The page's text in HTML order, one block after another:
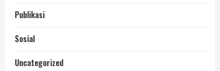
Publikasi
Sosial
Uncategorized